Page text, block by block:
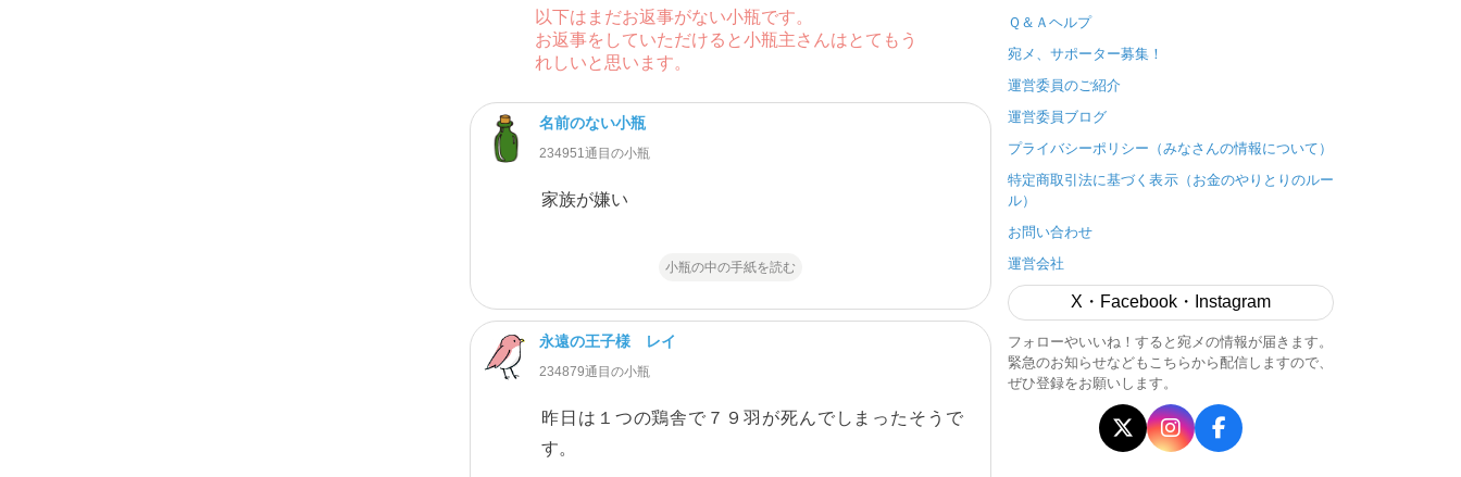
以下はまだお返事がない小瓶です。
お返事をしていただけると小瓶主さんはとてもう
れしいと思います。
名前のない小瓶
234951通目の小瓶
家族が嫌い
小瓶の中の手紙を読む
永遠の王子様 レイ
234879通目の小瓶
昨日は１つの鶏舎で７９羽が死んでしまったそうで
す。
Ｑ＆Ａヘルプ
宛メ、サポーター募集！
運営委員のご紹介
運営委員ブログ
プライバシーポリシー（みなさんの情報について）
特定商取引法に基づく表示（お金のやりとりのルー
ル）
お問い合わせ
運営会社
X・Facebook・Instagram
フォローやいいね！すると宛メの情報が届きます。
緊急のお知らせなどもこちらから配信しますので、
ぜひ登録をお願いします。